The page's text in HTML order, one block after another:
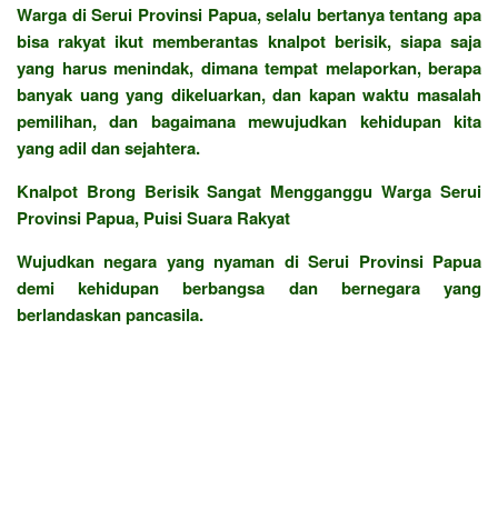
Warga di Serui Provinsi Papua, selalu bertanya tentang apa
bisa rakyat ikut memberantas knalpot berisik, siapa saja
yang harus menindak, dimana tempat melaporkan, berapa
banyak uang yang dikeluarkan, dan kapan waktu masalah
pemilihan, dan bagaimana mewujudkan kehidupan kita
yang adil dan sejahtera.
Knalpot Brong Berisik Sangat Mengganggu Warga Serui
Provinsi Papua, Puisi Suara Rakyat
Wujudkan negara yang nyaman di Serui Provinsi Papua
demi kehidupan berbangsa dan bernegara yang
berlandaskan pancasila.